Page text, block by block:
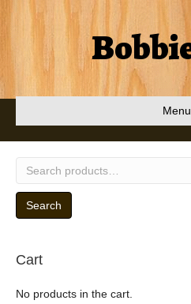
Menu
Search
Search
Cart
No products in the cart.